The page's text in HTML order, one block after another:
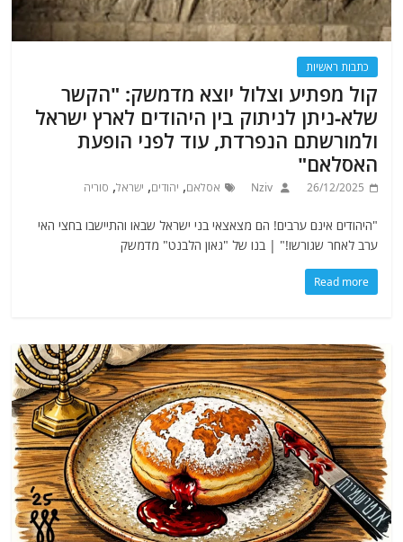
כתבות ראשיות
קול מפתיע וצלול יוצא מדמשק: "הקשר
שלא-ניתן לניתוק בין היהודים לארץ ישראל
ולמורשתם הנפרדת, עוד לפני הופעת
האסלאם"
26/12/2025
Nziv אסלאם, יהודים, ישראל, סוריה
"היהודים אינם ערבים! הם מצאצאי בני ישראל שבאו והתיישבו בחצי האי
ערב לאחר שגורשו!" | בנו של "גאון הלבנט" מדמשק
Read more